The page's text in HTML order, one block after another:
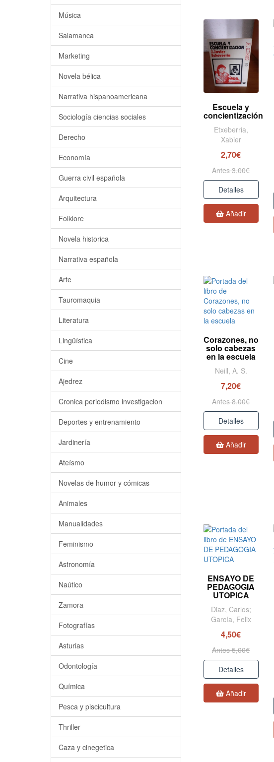
Escuela y
concientización
Etxeberria,
Xabier
2,70€
Antes 3,00€
Detalles
Añadir
Corazones, no
solo cabezas
en la escuela
Neill, A. S.
7,20€
Antes 8,00€
Detalles
Añadir
ENSAYO DE
PEDAGOGIA
UTOPICA
Diaz, Carlos;
García, Felix
4,50€
Antes 5,00€
Detalles
Añadir
Música
Salamanca
Marketing
Novela bélica
Narrativa hispanoamericana
Sociología ciencias sociales
Derecho
Economía
Guerra civil española
Arquitectura
Folklore
Novela historica
Narrativa española
Arte
Tauromaquia
Literatura
Lingüística
Cine
Ajedrez
Cronica periodismo investigacion
Deportes y entrenamiento
Jardinería
Ateísmo
Novelas de humor y cómicas
Animales
Manualidades
Feminismo
Astronomía
Naútico
Zamora
Fotografías
Asturias
Odontología
Química
Pesca y piscicultura
Thriller
Caza y cinegetica